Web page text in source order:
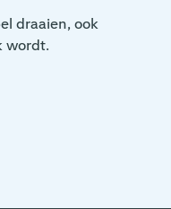
draaien, ook
wordt.